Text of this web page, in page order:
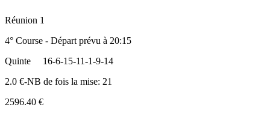
Réunion 1
4° Course - Départ prévu à 20:15
Quinte
16-6-15-11-1-9-14
2.0 €-NB de fois la mise: 21
2596.40 €